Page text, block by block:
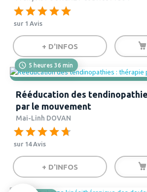
sur 1 Avis
+ D'INFOS
5 heures 36 min
Rééducation des
par le mouvement
Mai-Linh DOVAN
sur 14 Avis
+ D'INFOS